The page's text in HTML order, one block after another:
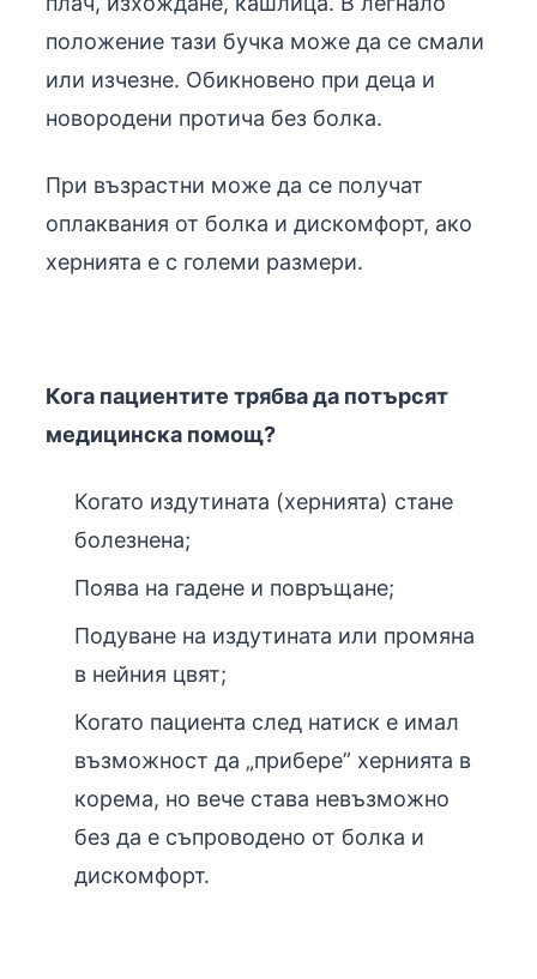
положение тази бучка може да се смали
или изчезне. Обикновено при деца и
новородени протича без болка.
При възрастни може да се получат
оплаквания от болка и дискомфорт, ако
хернията е с големи размери.
Кога пациентите трябва да потърсят
медицинска помощ?
Когато издутината (хернията) стане
болезнена;
Поява на гадене и повръщане;
Подуване на издутината или промяна
в нейния цвят;
Когато пациента след натиск е имал
възможност да „прибере” хернията в
корема, но вече става невъзможно
без да е съпроводено от болка и
дискомфорт.